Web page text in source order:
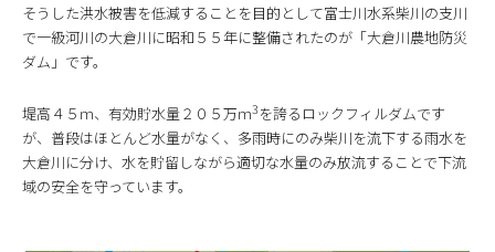
そうした洪水被害を低減することを目的として富士川水系柴川の支川
で一級河川の大倉川に昭和５５年に整備されたのが「大倉川農地防災
ダム」です。
堤高４５ｍ、有効貯水量２０５万ｍ3を誇るロックフィルダムです
が、普段はほとんど水量がなく、多雨時にのみ柴川を流下する雨水を
大倉川に分け、水を貯留しながら適切な水量のみ放流することで下流
域の安全を守っています。